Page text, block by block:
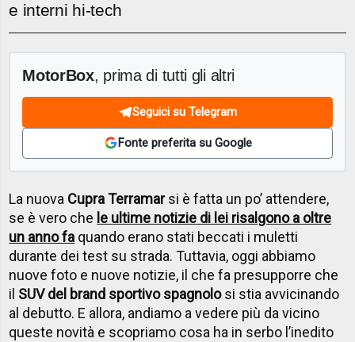
e interni hi-tech
MotorBox, prima di tutti gli altri
Seguici su Telegram
Fonte preferita su Google
La nuova Cupra Terramarsi è fatta un po’ attendere,
se è vero che le ultime notizie di lei risalgono a oltre
un anno fa quando erano stati beccati i muletti
durante dei test su strada. Tuttavia, oggi abbiamo
nuove foto e nuove notizie, il che fa presupporre che
il SUV del brand sportivo spagnolosi stia avvicinando
al debutto. E allora, andiamo a vedere più da vicino
queste novità e scopriamo cosa ha in serbo l’inedito